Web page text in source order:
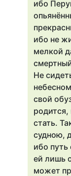
ибо
ибо не
мелкой
Не
свой
стать.
судною,
ибо путь
ей лишь
может